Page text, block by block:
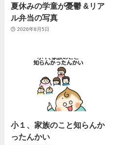
夏休みの学童が憂鬱 &リア
ル弁当の写真
2026年8月5日
小１、家族のこと知らんか
ったんかい